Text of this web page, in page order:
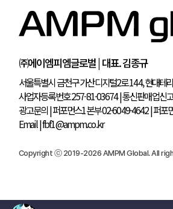
사업자등록번호 257-81-03674|통신판매업